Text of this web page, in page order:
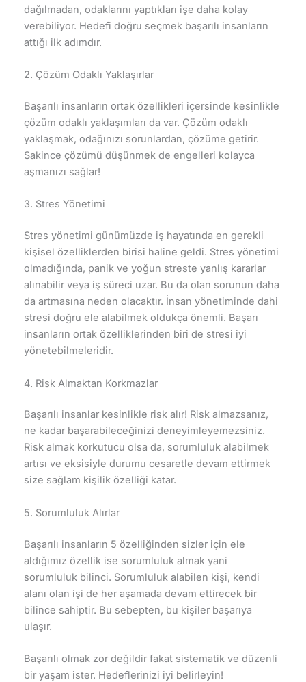
dağılmadan, odaklarını yaptıkları işe daha kolay
verebiliyor. Hedefi doğru seçmek başarılı insanların
attığı ilk adımdır.
2. Çözüm Odaklı Yaklaşırlar
Başarılı insanların ortak özellikleri içersinde kesinlikle
çözüm odaklı yaklaşımları da var. Çözüm odaklı
yaklaşmak, odağınızı sorunlardan, çözüme getirir.
Sakince çözümü düşünmek de engelleri kolayca
aşmanızı sağlar!
3. Stres Yönetimi
Stres yönetimi günümüzde iş hayatında en gerekli
kişisel özelliklerden birisi haline geldi. Stres yönetimi
olmadığında, panik ve yoğun streste yanlış kararlar
alınabilir veya iş süreci uzar. Bu da olan sorunun daha
da artmasına neden olacaktır. İnsan yönetiminde dahi
stresi doğru ele alabilmek oldukça önemli. Başarı
insanların ortak özelliklerinden biri de stresi iyi
yönetebilmeleridir.
4. Risk Almaktan Korkmazlar
Başarılı insanlar kesinlikle risk alır! Risk almazsanız,
ne kadar başarabileceğinizi deneyimleyemezsiniz.
Risk almak korkutucu olsa da, sorumluluk alabilmek
artısı ve eksisiyle durumu cesaretle devam ettirmek
size sağlam kişilik özelliği katar.
5. Sorumluluk Alırlar
Başarılı insanların 5 özelliğinden sizler için ele
aldığımız özellik ise sorumluluk almak yani
sorumluluk bilinci. Sorumluluk alabilen kişi, kendi
alanı olan işi de her aşamada devam ettirecek bir
bilince sahiptir. Bu sebepten, bu kişiler başarıya
ulaşır.
Başarılı olmak zor değildir fakat sistematik ve düzenli
bir yaşam ister. Hedeflerinizi iyi belirleyin!